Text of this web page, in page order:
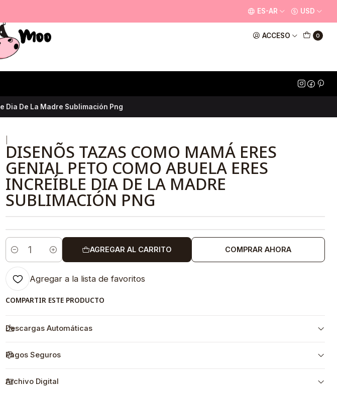
ACCESO 0
ES-AR USD
Dia De La Madre Sublimación Png
DISENÕS TAZAS COMO MAMÁ ERES
GENIAL PETO COMO ABUELA ERES
INCREÍBLE DIA DE LA MADRE
SUBLIMACIÓN PNG
Cantidad
AGREGAR AL CARRITO COMPRAR AHORA
Agregar a la lista de favoritos
COMPARTIR ESTE PRODUCTO
Descargas Automáticas
Pagos Seguros
Archivo Digital